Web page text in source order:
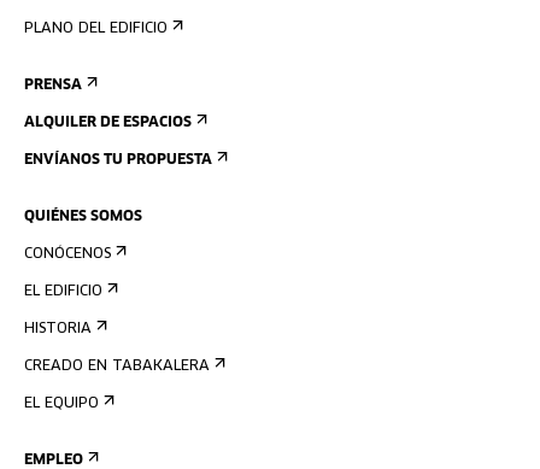
PLANO DEL EDIFICIO
PRENSA
ALQUILER DE ESPACIOS
ENVÍANOS TU PROPUESTA
QUIÉNES SOMOS
CONÓCENOS
EL EDIFICIO
HISTORIA
CREADO EN TABAKALERA
EL EQUIPO
EMPLEO